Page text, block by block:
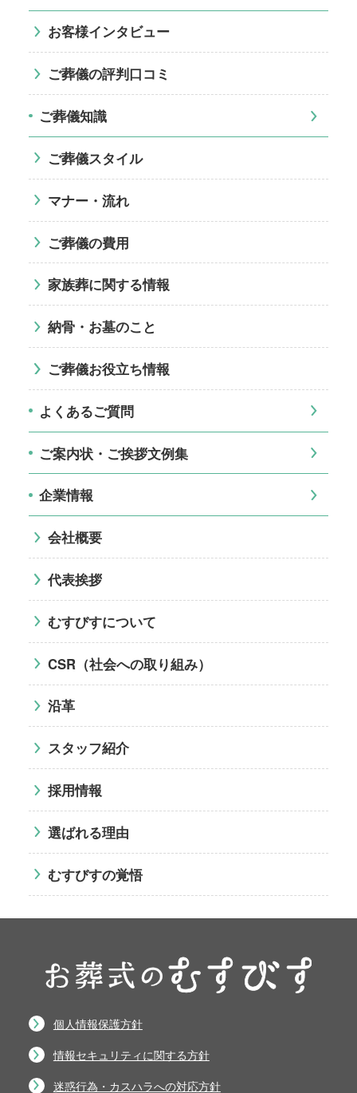
お客様インタビュー
ご葬儀の評判口コミ
ご葬儀知識
ご葬儀スタイル
マナー・流れ
ご葬儀の費用
家族葬に関する情報
納骨・お墓のこと
ご葬儀お役立ち情報
よくあるご質問
ご案内状・ご挨拶文例集
企業情報
会社概要
代表挨拶
むすびすについて
CSR（社会への取り組み）
沿革
スタッフ紹介
採用情報
選ばれる理由
むすびすの覚悟
個人情報保護方針
情報セキュリティに関する方針
迷惑行為・カスハラへの対応方針